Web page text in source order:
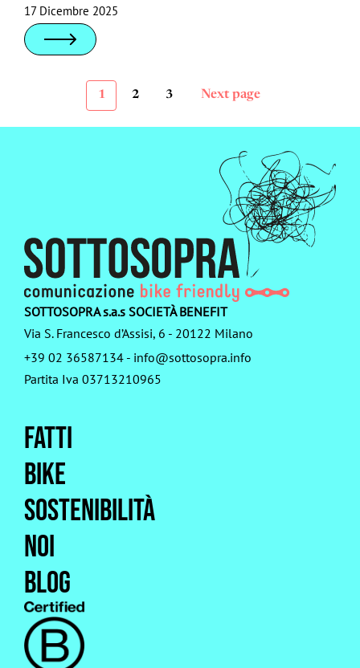
17 Dicembre 2025
Paginazione
degli
articoli
Page
1
2
3 Next page
Fatti
Bike
Sostenibilità
Noi
Blog
SOTTOSOPRA s.a.s SOCIETÀ BENEFIT
Via S. Francesco d’Assisi, 6 - 20122 Milano
+39 02 36587134 - info@sottosopra.info
Partita Iva 03713210965